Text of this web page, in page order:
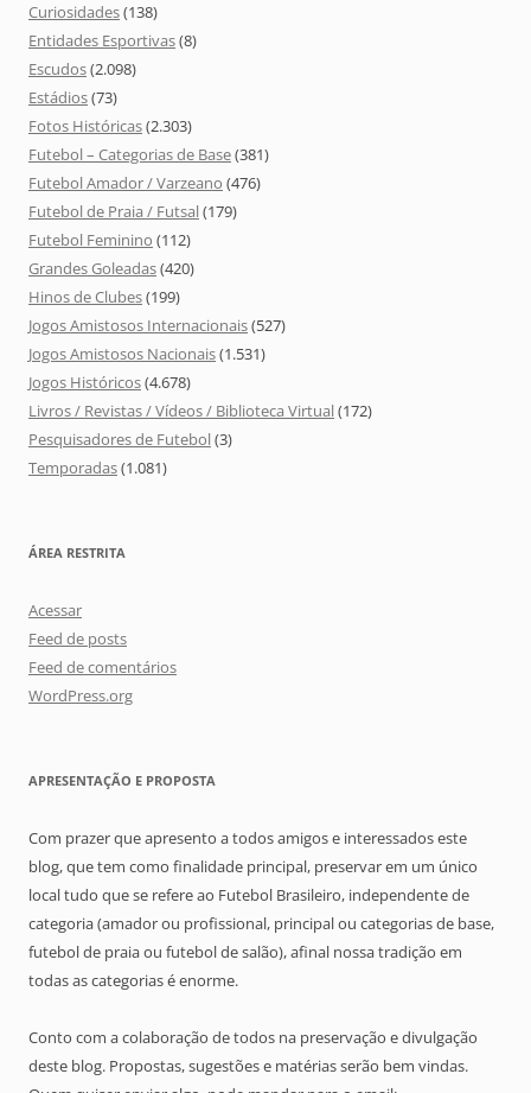
Curiosidades(138)
Entidades Esportivas(8)
Escudos(2.098)
Estádios(73)
Fotos Históricas(2.303)
Futebol – Categorias de Base(381)
Futebol Amador / Varzeano (476)
Futebol de Praia / Futsal(179)
Futebol Feminino (112)
Grandes Goleadas(420)
Hinos de Clubes(199)
Jogos Amistosos Internacionais(527)
Jogos Amistosos Nacionais(1.531)
Jogos Históricos(4.678)
Livros / Revistas / Vídeos / Biblioteca Virtual(172)
Pesquisadores de Futebol(3)
Temporadas(1.081)
ÁREA RESTRITA
Acessar
Feed de posts
Feed de comentários
WordPress.org
APRESENTAÇÃO E PROPOSTA
Com prazer que apresento a todos amigos e interessados este
blog, que tem como finalidade principal, preservar em um único
local tudo que se refere ao Futebol Brasileiro, independente de
categoria (amador ou profissional, principal ou categorias de base,
futebol de praia ou futebol de salão), afinal nossa tradição em
todas as categorias é enorme.
Conto com a colaboração de todos na preservação e divulgação
deste blog. Propostas, sugestões e matérias serão bem vindas.